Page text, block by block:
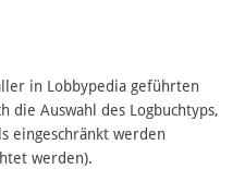
in Lobbypedia geführten
die Auswahl des Logbuchtyps,
eingeschränkt werden
werden).